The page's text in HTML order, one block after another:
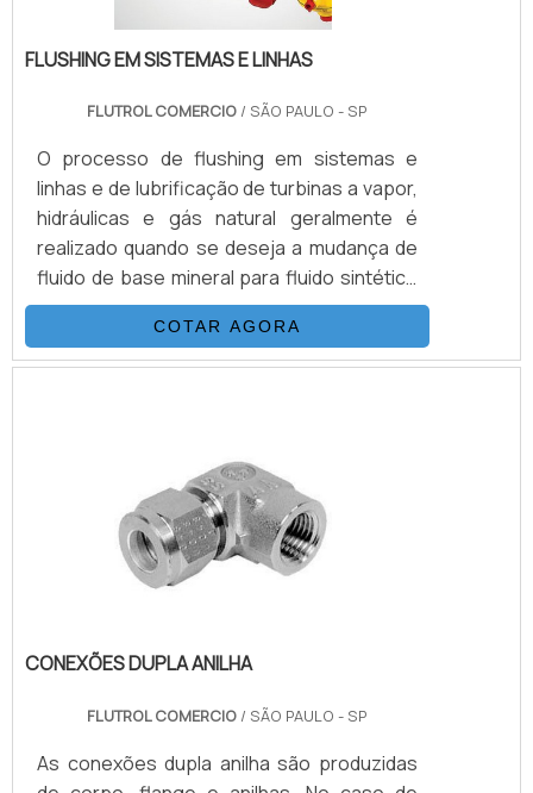
FLUSHING EM SISTEMAS E LINHAS
FLUTROL COMERCIO / SÃO PAULO - SP
O processo de flushing em sistemas e
linhas e de lubrificação de turbinas a vapor,
hidráulicas e gás natural geralmente é
realizado quando se deseja a mudança de
fluido de base mineral para fluido sintético
ou entre fluidos minerais ou sintéticos de
diferentes fornecedores. Mão de obra
especializada de acordo com a norma NAS-
outros.DETALHES BÁSICOS SOBRE O
PRODUTOO serviço é importante para
diversos setores, como por.
COTAR AGORA
CONEXÕES DUPLA ANILHA
FLUTROL COMERCIO / SÃO PAULO - SP
As conexões dupla anilha são produzidas